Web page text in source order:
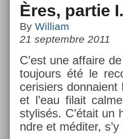
Ères, partie I.
By William
21 septembre 2011
C’est une af­faire
toujours été le
cerisi­ers
et l’eau filait
stylisés. C’était un
ndre et méditer,